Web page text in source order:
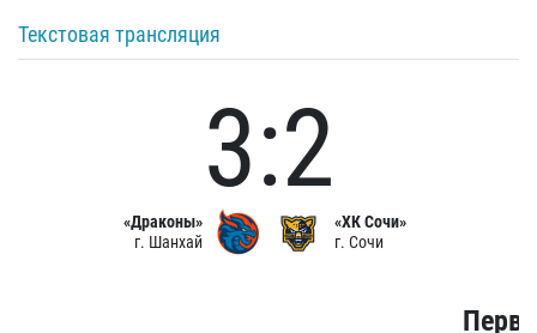
Текстовая трансляция
«Драконы»
г. Шанхай
3:2
«ХК Сочи»
г. Сочи